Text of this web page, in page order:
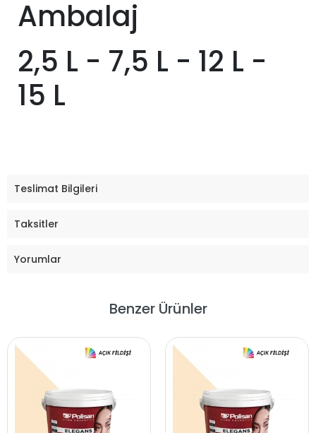
Ambalaj
2,5 L - 7,5 L - 12 L -
15 L
Teslimat Bilgileri
Taksitler
Yorumlar
Benzer Ürünler